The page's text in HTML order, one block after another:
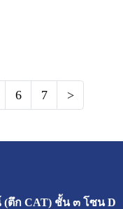
6 7 >
ตึก CAT) ชั้น ๓ โซน D